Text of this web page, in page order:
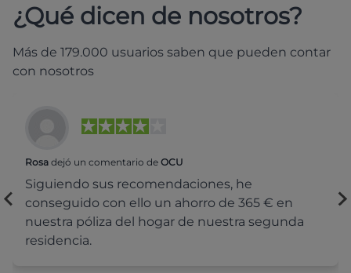
¿Qué dicen de nosotros?
Más de 179.000 usuarios saben que pueden contar
con nosotros
Rosa dejó un comentario de OCU
Siguiendo sus recomendaciones, he
conseguido con ello un ahorro de 365 € en
nuestra póliza del hogar de nuestra segunda
residencia.